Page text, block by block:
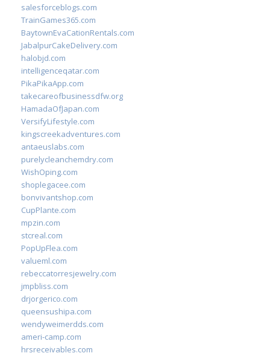
salesforceblogs.com
TrainGames365.com
BaytownEvaCationRentals.com
JabalpurCakeDelivery.com
halobjd.com
intelligenceqatar.com
PikaPikaApp.com
takecareofbusinessdfw.org
HamadaOfJapan.com
VersifyLifestyle.com
kingscreekadventures.com
antaeuslabs.com
purelycleanchemdry.com
WishOping.com
shoplegacee.com
bonvivantshop.com
CupPlante.com
mpzin.com
stcreal.com
PopUpFlea.com
valueml.com
rebeccatorresjewelry.com
jmpbliss.com
drjorgerico.com
queensushipa.com
wendyweimerdds.com
ameri-camp.com
hrsreceivables.com